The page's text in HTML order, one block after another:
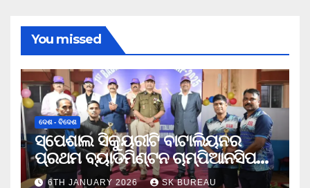
You missed
ଦେଶ - ବିଦେଶ
ସ୍ପେଶାଲ ସିକ୍ୟୁରୀଟି ବାଟାଲିୟନର
ପ୍ରଥମ ବ୍ୟାଡମିଣ୍ଟନ ଚାମ୍ପିଆନସିପ
ଉଦଯାପିତ
6TH JANUARY 2026 SK BUREAU